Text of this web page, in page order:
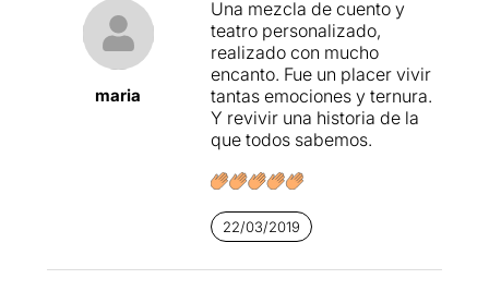
sentits i quan un d'ells quedi
mancat, hauré de confiar
amb la dona que
m'acompanya i que en
"mima"...
No explicaré res més d'aqu
esta proposta teatral, per
no fer espòiler
que l'experiència és molt
millor fer-la per un mateix i
maria
Una mezcla de cuento y
teatro personalizado,
realizado con mucho
encanto. Fue un placer vivir
tantas emociones y ternura.
Y revivir una historia de la
que todos sabemos.
22/03/2019